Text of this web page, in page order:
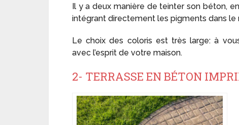
Il y a deux manière de teinter son béton,
intégrant directement les pigments dans le
Le choix des coloris est très large: à
avec l’esprit de votre maison.
2- TERRASSE EN BÉTON